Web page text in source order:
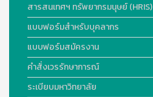
สารสนเทศฯ ทรัพยากรมนุษย์ (HRIS)
แบบฟอร์มสำหรับบุคลากร
แบบฟอร์มสมัครงาน
คำสั่งเวรรักษาการณ์
ระเบียบมหาวิทยาลัย